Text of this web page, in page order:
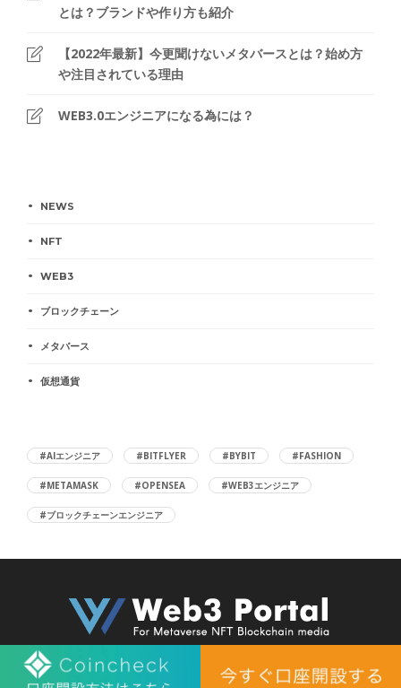
とは？ブランドや作り方も紹介
【2022年最新】今更聞けないメタバースとは？始め方
や注目されている理由
WEB3.0エンジニアになる為には？
NEWS
NFT
WEB3
ブロックチェーン
メタバース
仮想通貨
#AIエンジニア #BITFLYER #BYBIT #FASHION
#METAMASK #OPENSEA #WEB3エンジニア
#ブロックチェーンエンジニア
©︎ 2022 web3 portal